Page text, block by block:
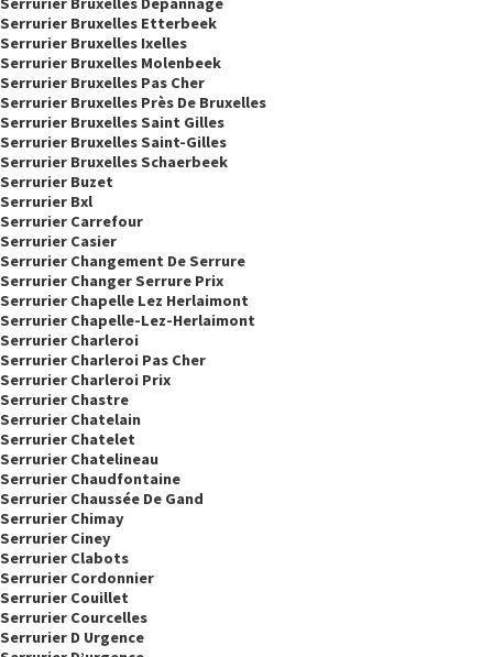
Serrurier Bruxelles Etterbeek
Serrurier Bruxelles Ixelles
Serrurier Bruxelles Molenbeek
Serrurier Bruxelles Pas Cher
Serrurier Bruxelles Près De Bruxelles
Serrurier Bruxelles Saint Gilles
Serrurier Bruxelles Saint-Gilles
Serrurier Bruxelles Schaerbeek
Serrurier Buzet
Serrurier Bxl
Serrurier Carrefour
Serrurier Casier
Serrurier Changement De Serrure
Serrurier Changer Serrure Prix
Serrurier Chapelle Lez Herlaimont
Serrurier Chapelle-Lez-Herlaimont
Serrurier Charleroi
Serrurier Charleroi Pas Cher
Serrurier Charleroi Prix
Serrurier Chastre
Serrurier Chatelain
Serrurier Chatelet
Serrurier Chatelineau
Serrurier Chaudfontaine
Serrurier Chaussée De Gand
Serrurier Chimay
Serrurier Ciney
Serrurier Clabots
Serrurier Cordonnier
Serrurier Couillet
Serrurier Courcelles
Serrurier D Urgence